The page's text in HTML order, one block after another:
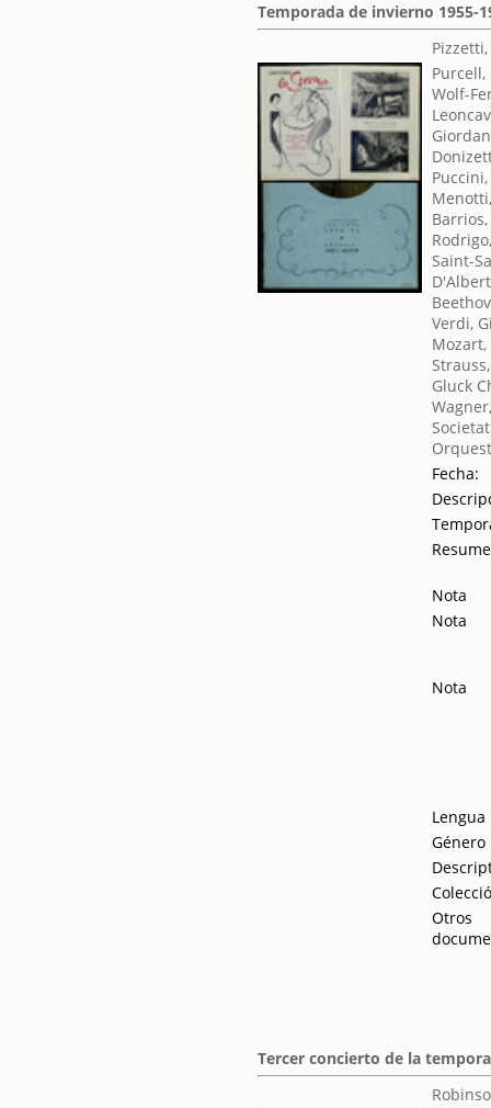
Temporada de invierno 1955-
Purcell,
Wolf-
Saint-
Verdi,
Gluck
Fecha:
Nota
Nota
Nota
Lengua
Género
Otros
Tercer concierto de la